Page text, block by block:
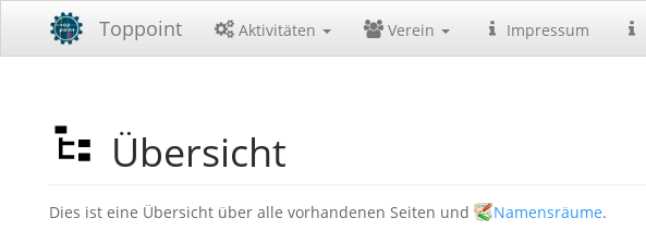
Toppoint Aktivitäten Verein Impressum
Übersicht
Dies ist eine Übersicht über alle vorhandenen Seiten und Namensräume.